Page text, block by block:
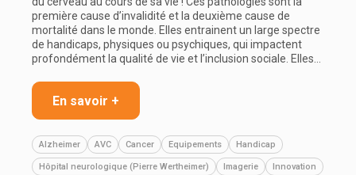
première cause d’invalidité et la deuxième cause de
mortalité dans le monde. Elles entrainent un large spectre
de handicaps, physiques ou psychiques, qui impactent
profondément la qualité de vie et l’inclusion sociale. Elles…
En savoir +
Alzheimer AVC Cancer Equipements Handicap
Hôpital neurologique (Pierre Wertheimer) Imagerie Innovation